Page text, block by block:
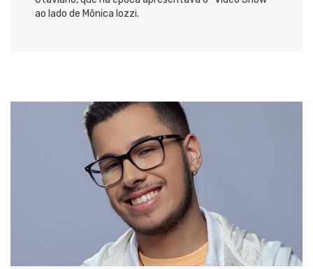
ao lado de Mônica Iozzi.